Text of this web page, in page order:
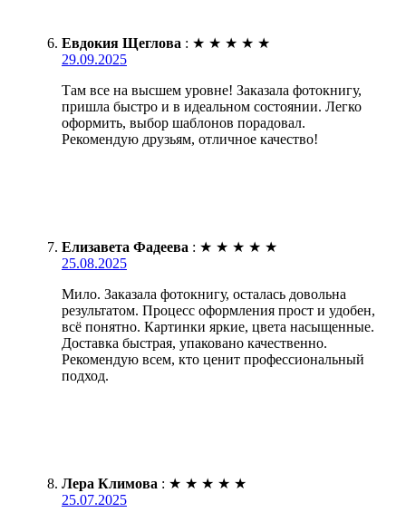
Евдокия Щеглова : ★ ★ ★ ★ ★
29.09.2025
Там все на высшем уровне! Заказала фотокнигу,
пришла быстро и в идеальном состоянии. Легко
оформить, выбор шаблонов порадовал.
Рекомендую друзьям, отличное качество!
Елизавета Фадеева : ★ ★ ★ ★ ★
25.08.2025
Мило. Заказала фотокнигу, осталась довольна
результатом. Процесс оформления прост и удобен,
всё понятно. Картинки яркие, цвета насыщенные.
Доставка быстрая, упаковано качественно.
Рекомендую всем, кто ценит профессиональный
подход.
Лера Климова : ★ ★ ★ ★ ★
25.07.2025